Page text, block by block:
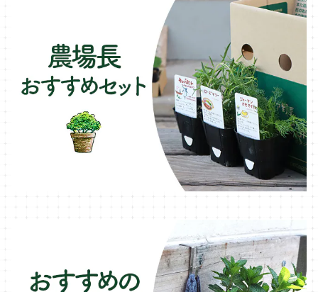
イチゴをおいしく育てたい
マロウ・ハーブ苗
ヒソップ・ハーブ苗
オレガノ・ハーブ苗
ラベンダー・ハーブ苗
樹脂製 / プラ製プランター
ファイバー製プランター
ブリキ製プランター
オーニング
シェード
テーブル・チェア・ベンチ